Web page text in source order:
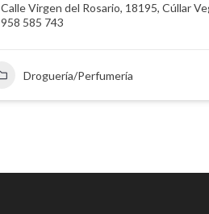
Calle Virgen del Rosario, 18195, Cúllar
958 585 743
Droguería/Perfumería